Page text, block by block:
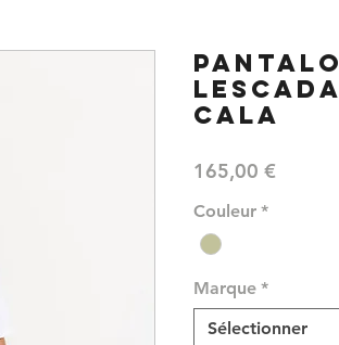
CALA
165,00 €
Couleur *
Marque *
Sélectionner